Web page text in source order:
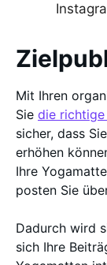
Mit Ihren
Sie die
sicher, dass
erhöhen
Ihre
posten Sie
Dadurch wird
sich Ihre